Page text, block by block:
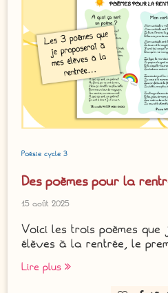
Poésie cycle 3
Des poèmes pour la
15 août 2025
Voici les trois poèmes
élèves à la rentrée, le
Lire plus